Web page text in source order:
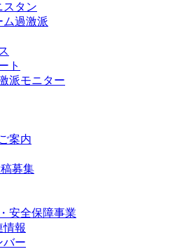
スタン
ム過激派
ト
派モニター
案内
募集
安全保障事業
情報
バー